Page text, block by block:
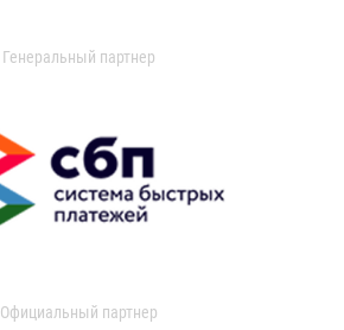
Генеральный партнер
Официальный партнер